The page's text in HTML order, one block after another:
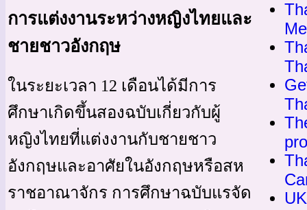
การแต่งงานระหว่างหญิงไทยและ
ชายชาวอังกฤษ
ในระยะเวลา 12 เดือนได้มีการ
ศึกษาเกิดขึ้นสองฉบับเกี่ยวกับผู้
หญิงไทยที่แต่งงานกับชายชาว
อังกฤษและอาศัยในอังกฤษหรือสห
ราชอาณาจักร การศึกษาฉบับแรจัด